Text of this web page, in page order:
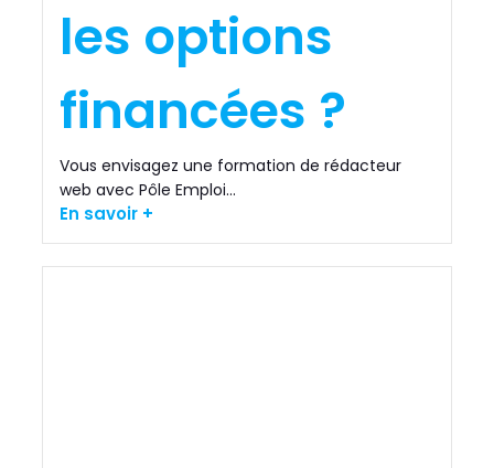
les options
financées ?
Vous envisagez une formation de rédacteur
web avec Pôle Emploi...
En savoir +